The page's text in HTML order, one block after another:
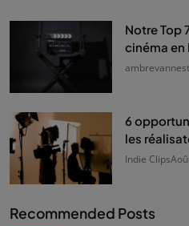
Notre Top
cinéma en
6
les
Indie Clips
Recommended Posts